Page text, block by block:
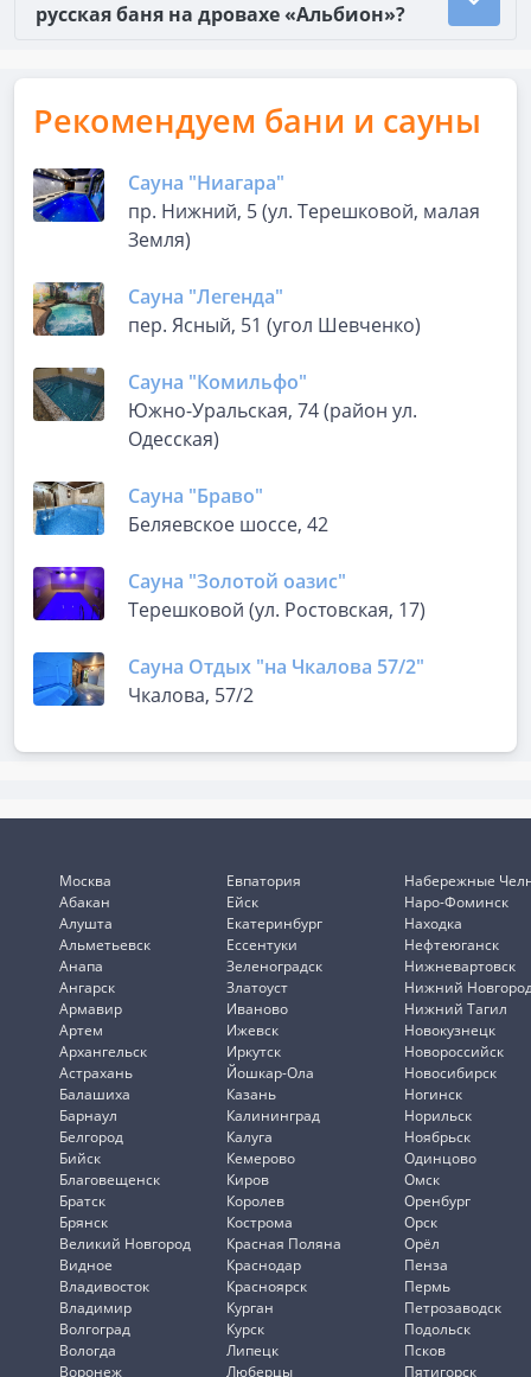
русская баня на дровахе «Альбион»?
Рекомендуем бани и сауны
Сауна "Ниагара"
пр. Нижний, 5 (ул. Терешковой, малая
Земля)
Сауна "Легенда"
пер. Ясный, 51 (угол Шевченко)
Сауна "Комильфо"
Южно-Уральская, 74 (район ул.
Одесская)
Сауна "Браво"
Беляевское шоссе, 42
Сауна "Золотой оазис"
Терешковой (ул. Ростовская, 17)
Сауна Отдых "на Чкалова 57/2"
Чкалова, 57/2
Москва
Абакан
Алушта
Альметьевск
Анапа
Ангарск
Армавир
Артем
Архангельск
Астрахань
Балашиха
Барнаул
Белгород
Бийск
Благовещенск
Братск
Брянск
Великий Новгород
Видное
Владивосток
Владимир
Волгоград
Вологда
Воронеж
Евпатория
Ейск
Екатеринбург
Ессентуки
Зеленоградск
Златоуст
Иваново
Ижевск
Иркутск
Йошкар-Ола
Казань
Калининград
Калуга
Кемерово
Киров
Королев
Кострома
Красная Поляна
Краснодар
Красноярск
Курган
Курск
Липецк
Люберцы
Набережные
Наро-Фоминск
Находка
Нефтеюганск
Нижневартовск
Нижний
Нижний Тагил
Новокузнецк
Новороссийск
Новосибирск
Ногинск
Норильск
Ноябрьск
Одинцово
Омск
Оренбург
Орск
Орёл
Пенза
Пермь
Петрозаводск
Подольск
Псков
Пятигорск